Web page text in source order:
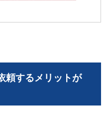
頼するメリットが